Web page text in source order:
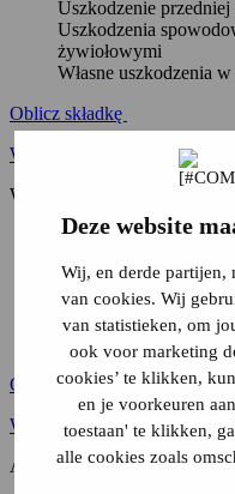
Deze website
Wij, en derde partijen,
van cookies. Wij
van statistieken, om
ook voor marketing
cookies’ te klikken,
en je voorkeuren
toestaan' te klikken,
alle cookies zoals
Uszkodzenie przedniej
Uszkodzenia
żywiołowymi
Własne uszkodzenia
Oblicz składkę
Więcej informacji
WA ograniczone casco
Szkody wyrządzone
Uszkodzenie
Uszkodzenia
żywiołowymi
Własne uszkodzenia
Oblicz składkę
Więcej informacji
All-Risk (WA+Casco)